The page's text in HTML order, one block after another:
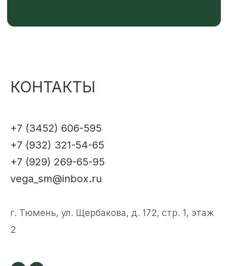
КОНТАКТЫ
+7 (3452) 606-595
+7 (932) 321-54-65
+7 (929) 269-65-95
vega_sm@inbox.ru
г. Тюмень, ул. Щербакова, д. 172, стр. 1, этаж
2